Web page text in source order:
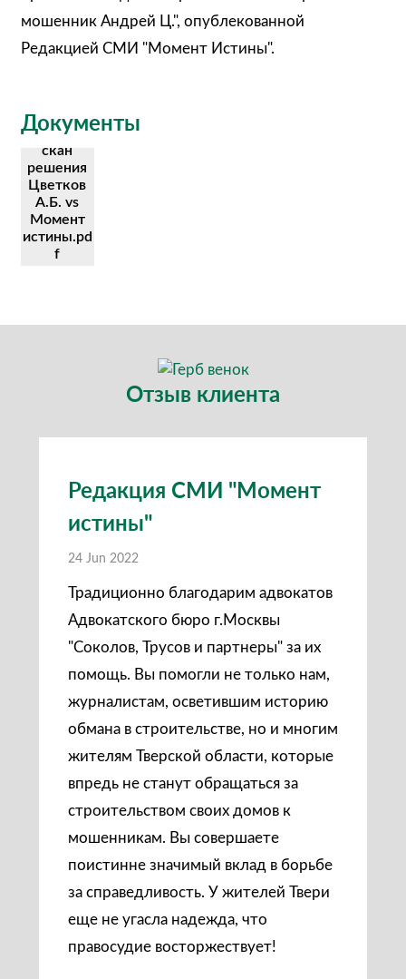
мошенник Андрей Ц.", опублекованной
Редакцией СМИ "Момент Истины".
Документы
скан
решения
Цветков
А.Б. vs
Момент
истины.pd
f
Отзыв клиента
Редакция СМИ "Момент
истины"
24 Jun 2022
Традиционно благодарим адвокатов
Адвокатского бюро г.Москвы
"Соколов, Трусов и партнеры" за их
помощь. Вы помогли не только нам,
журналистам, осветившим историю
обмана в строительстве, но и многим
жителям Тверской области, которые
впредь не станут обращаться за
строительством своих домов к
мошенникам. Вы совершаете
поистинне значимый вклад в борьбе
за справедливость. У жителей Твери
еще не угасла надежда, что
правосудие восторжествует!